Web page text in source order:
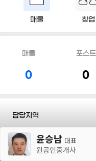
매물 창업
매물
0
포스트
0
담당지역
전화 윤승남 대표
원공인중개사